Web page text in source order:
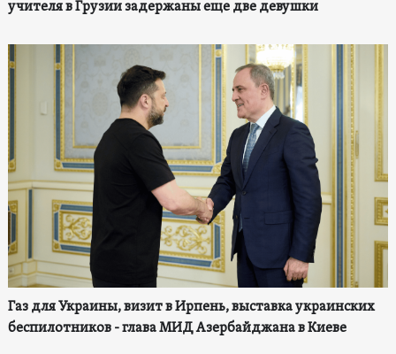
учителя в Грузии задержаны еще две девушки
Газ для Украины, визит в Ирпень, выставка украинских
беспилотников - глава МИД Азербайджана в Киеве